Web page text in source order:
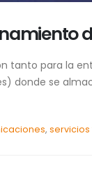
tanto para la
donde se
,